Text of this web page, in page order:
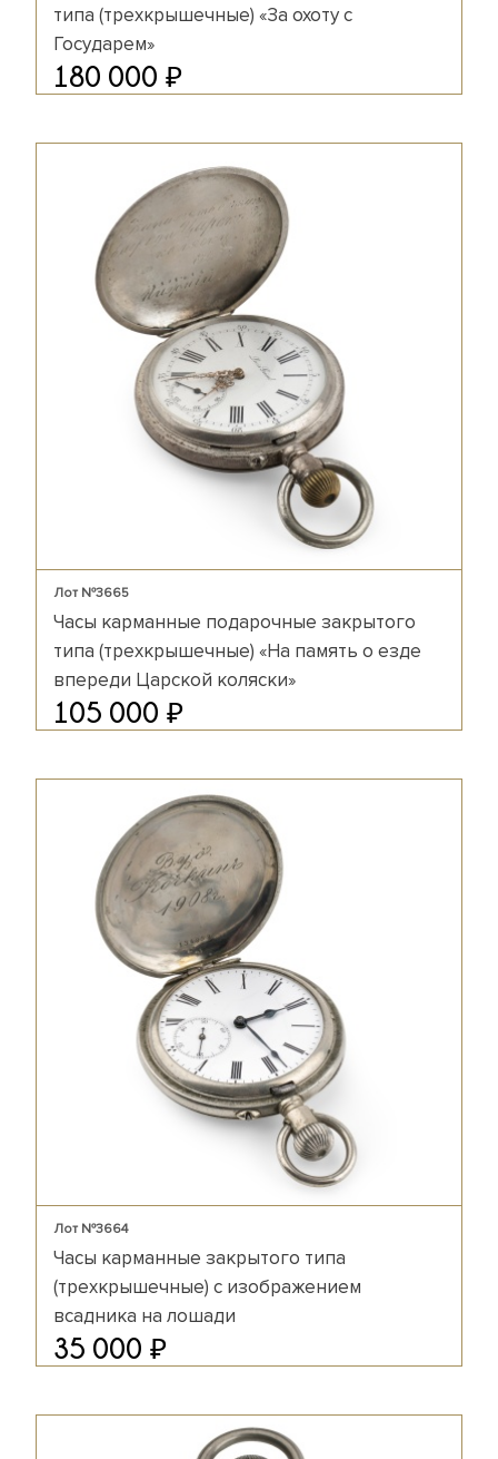
типа (трехкрышечные) «За охоту с
Государем»
180 000 ₽
Лот №3665
Часы карманные подарочные закрытого
типа (трехкрышечные) «На память о езде
впереди Царской коляски»
105 000 ₽
Лот №3664
Часы карманные закрытого типа
(трехкрышечные) с изображением
всадника на лошади
35 000 ₽